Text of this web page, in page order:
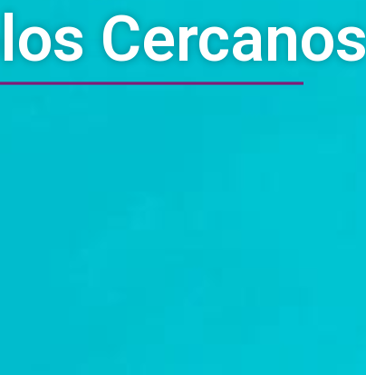
Cercanos